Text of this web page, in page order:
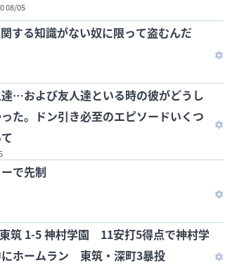
08/05
する知識がない奴に限って盗むんだ
達…および友人達といる時の彼がどうし
た。ドン引き必至のエピソードいくつ
で先制
東筑 1-5 神村学園 11安打5得点で神村学
ホームラン 東筑・深町3暴投